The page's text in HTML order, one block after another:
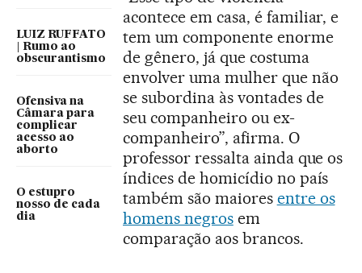
LUIZ RUFFATO
| Rumo ao
obscurantismo
Ofensiva na
Câmara para
complicar
acesso ao
aborto
O estupro
nosso de cada
dia
acontece em casa, é familiar, e
tem um componente enorme
de gênero, já que costuma
envolver uma mulher que não
se subordina às vontades de
seu companheiro ou ex-
companheiro”, afirma. O
professor ressalta ainda que os
índices de homicídio no país
também são maiores entre os
homens negrosem
comparação aos brancos.